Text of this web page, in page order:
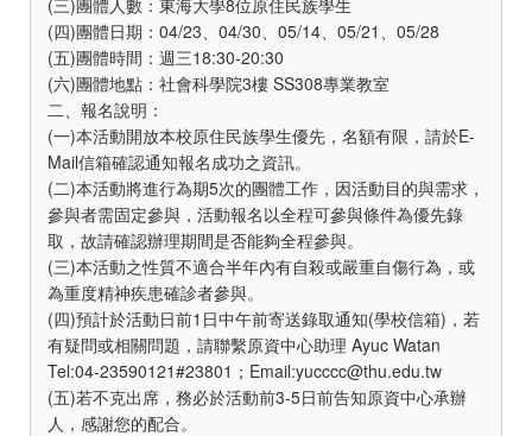
(四)團體日期：04/23、04/30、05/14、05/21、05/28
(五)團體時間：週三18:30-20:30
(六)團體地點：社會科學院3樓 SS308專業教室
二、報名說明：
(一)本活動開放本校原住民族學生優先，名額有限，請於E-
Mail信箱確認通知報名成功之資訊。
(二)本活動將進行為期5次的團體工作，因活動目的與需求，
參與者需固定參與，活動報名以全程可參與條件為優先錄
取，故請確認辦理期間是否能夠全程參與。
(三)本活動之性質不適合半年內有自殺或嚴重自傷行為，或
為重度精神疾患確診者參與。
(四)預計於活動日前1日中午前寄送錄取通知(學校信箱)，若
有疑問或相關問題，請聯繫原資中心助理 Ayuc Watan
Tel:04-23590121#23801；Email:yucccc@thu.edu.tw
(五)若不克出席，務必於活動前3-5日前告知原資中心承辦
人，感謝您的配合。